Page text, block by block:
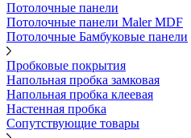
Потолочные панели
Потолочные панели Maler MDF
Потолочные Бамбуковые панели
Пробковые покрытия
Напольная пробка замковая
Напольная пробка клеевая
Настенная пробка
Сопутствующие товары